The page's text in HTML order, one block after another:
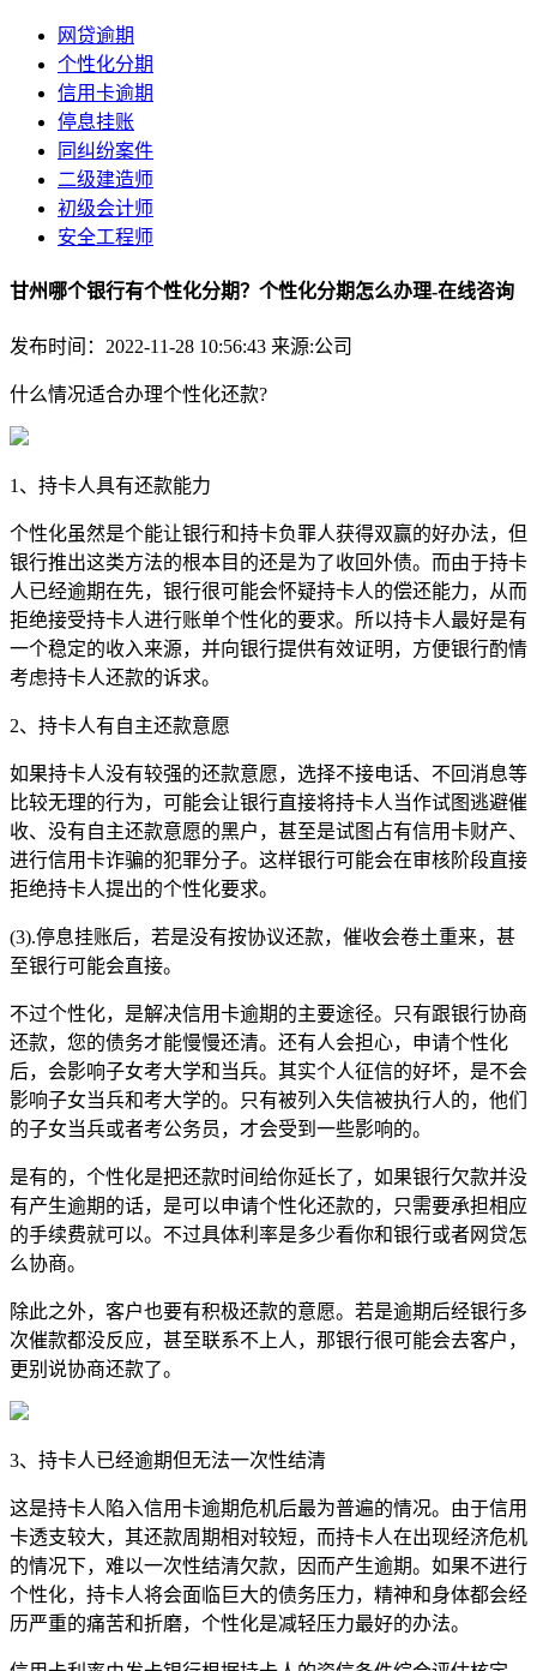
网贷逾期
个性化分期
信用卡逾期
停息挂账
同纠纷案件
二级建造师
初级会计师
安全工程师
甘州哪个银行有个性化分期？个性化分期怎么办理-在线咨询
发布时间：2022-11-28 10:56:43 来源:公司
什么情况适合办理个性化还款?
1、持卡人具有还款能力
个性化虽然是个能让银行和持卡负罪人获得双赢的好办法，但
银行推出这类方法的根本目的还是为了收回外债。而由于持卡
人已经逾期在先，银行很可能会怀疑持卡人的偿还能力，从而
拒绝接受持卡人进行账单个性化的要求。所以持卡人最好是有
一个稳定的收入来源，并向银行提供有效证明，方便银行酌情
考虑持卡人还款的诉求。
2、持卡人有自主还款意愿
如果持卡人没有较强的还款意愿，选择不接电话、不回消息等
比较无理的行为，可能会让银行直接将持卡人当作试图逃避催
收、没有自主还款意愿的黑户，甚至是试图占有信用卡财产、
进行信用卡诈骗的犯罪分子。这样银行可能会在审核阶段直接
拒绝持卡人提出的个性化要求。
(3).停息挂账后，若是没有按协议还款，催收会卷土重来，甚
至银行可能会直接。
不过个性化，是解决信用卡逾期的主要途径。只有跟银行协商
还款，您的债务才能慢慢还清。还有人会担心，申请个性化
后，会影响子女考大学和当兵。其实个人征信的好坏，是不会
影响子女当兵和考大学的。只有被列入失信被执行人的，他们
的子女当兵或者考公务员，才会受到一些影响的。
是有的，个性化是把还款时间给你延长了，如果银行欠款并没
有产生逾期的话，是可以申请个性化还款的，只需要承担相应
的手续费就可以。不过具体利率是多少看你和银行或者网贷怎
么协商。
除此之外，客户也要有积极还款的意愿。若是逾期后经银行多
次催款都没反应，甚至联系不上人，那银行很可能会去客户，
更别说协商还款了。
3、持卡人已经逾期但无法一次性结清
这是持卡人陷入信用卡逾期危机后最为普遍的情况。由于信用
卡透支较大，其还款周期相对较短，而持卡人在出现经济危机
的情况下，难以一次性结清欠款，因而产生逾期。如果不进行
个性化，持卡人将会面临巨大的债务压力，精神和身体都会经
历严重的痛苦和折磨，个性化是减轻压力最好的办法。